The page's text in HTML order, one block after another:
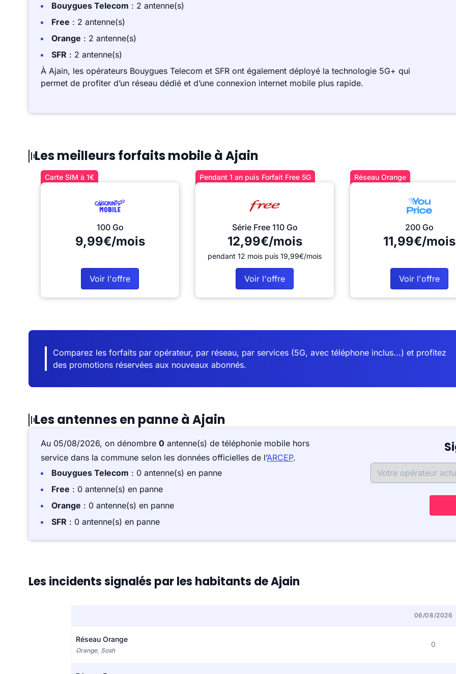
Bouygues Telecom : 2 antenne(s)
Free : 2 antenne(s)
Orange : 2 antenne(s)
SFR : 2 antenne(s)
À Ajain, les opérateurs Bouygues Telecom et SFR ont également déployé la technologie 5G+ qui
permet de profiter d’un réseau dédié et d’une connexion internet mobile plus rapide.
Les meilleurs forfaits mobile à Ajain
Carte SIM à 1€
100 Go
9,99€/mois
Voir l'offre
Pendant 1 an puis Forfait Free 5G
Série Free 110 Go
12,99€/mois
pendant 12 mois puis 19,99€/mois
Voir l'offre
Réseau Orange
200 Go
11,99€/mois
Voir l'offre
Comparez les forfaits par opérateur, par réseau, par services (5G, avec téléphone inclus...) et profitez
des promotions réservées aux nouveaux abonnés.
Les antennes en panne à Ajain
Au 05/08/2026, on dénombre 0 antenne(s) de téléphonie mobile hors
service dans la commune selon les données officielles de l’ARCEP.
Bouygues Telecom : 0 antenne(s) en panne
Free : 0 antenne(s) en panne
Orange : 0 antenne(s) en panne
SFR : 0 antenne(s) en panne
Les incidents signalés par les habitants de Ajain
06/08/2026
Réseau Orange
Orange, Sosh
0